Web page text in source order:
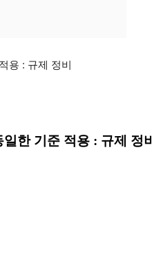
용 : 규제 정비
한 기준 적용 : 규제 정비